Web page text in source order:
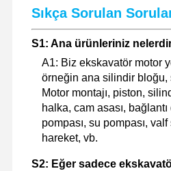
Ekskavatör Hidrolik Parçaları
Sıkça Sorulan
S1: Ana ürünleriniz
A1: Biz ekskavatör motor
örneğin ana silindir bloğu,
Motor montajı, piston,
halka, cam asası,
pompası, su pompası,
hareket, vb.
S2: Eğer sadece